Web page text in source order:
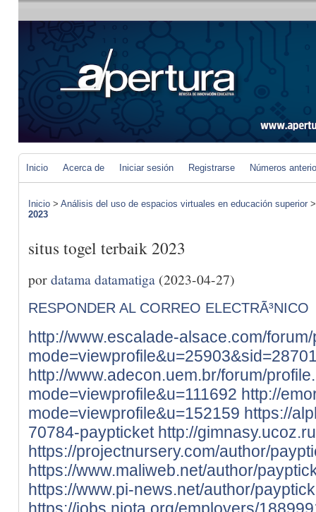
Inicio Acerca de Iniciar sesión Registrarse Números
Inicio > Análisis del uso de espacios virtuales en educación superior
2023
situs togel terbaik 2023
pordatama datamatiga (2023-04-27)
RESPONDER AL CORREO ELECTRÃ³NICO
http://www.escalade-alsace.com/
http://www.adecon.uem.br/forum/
mode=viewprofile&u=111692 http://
mode=viewprofile&u=152159 https://
70784-paypticket http://
https://projectnursery.com/author/
https://www.maliweb.net/author/
https://www.pi-news.net/author/
https://jobs.njota.org/employers/